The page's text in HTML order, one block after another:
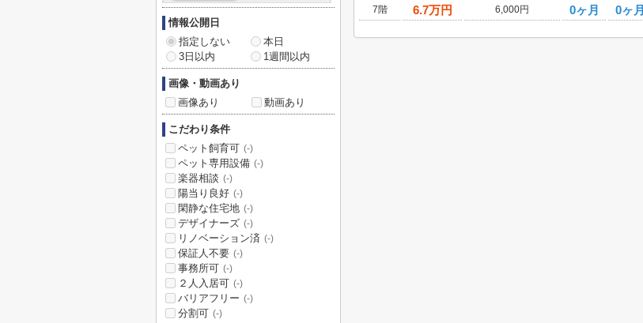
7階
6.7万円 6,000円 0ヶ月 0ヶ月
情報公開日
指定しない
本日
3日以内
1週間以内
画像・動画あり
画像あり
動画あり
こだわり条件
ペット飼育可 (-)
ペット専用設備 (-)
楽器相談 (-)
陽当り良好 (-)
閑静な住宅地 (-)
デザイナーズ (-)
リノベーション済 (-)
保証人不要 (-)
事務所可 (-)
２人入居可 (-)
バリアフリー (-)
分割可 (-)